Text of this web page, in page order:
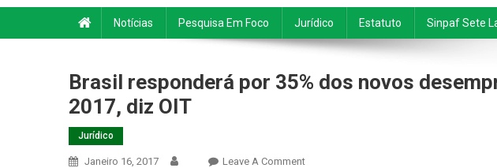
Notícias Pesquisa Em Foco Jurídico Estatuto Sinpaf Sete
Brasil responderá por 35% dos novos
2017, diz OIT
Jurídico
Janeiro 16, 2017 Leave A CommentOn